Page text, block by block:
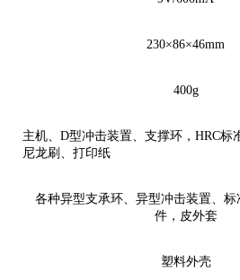
230×86×46mm
400g
主机、 D型冲击装置、支撑环， HRC标
尼龙刷、打印纸
各种异型支承环、异型冲击装置、
件，皮外套
塑料外壳